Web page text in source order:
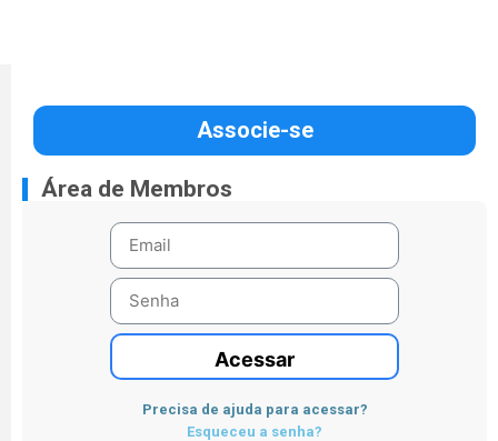
Associe-se
Área de Membros
Acessar
Precisa de ajuda para acessar?
Esqueceu a senha?